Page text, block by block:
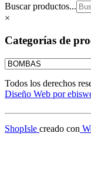
Buscar productos...
×
Categorías de
Todos los derechos
Diseño Web por
ShopIsle creado con